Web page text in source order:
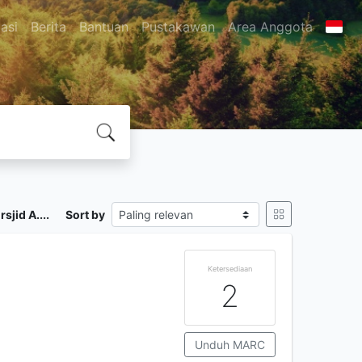
Berita Bantuan Pustakawan Area Anggota
A.... Sort by
Ketersediaan
2
Unduh MARC